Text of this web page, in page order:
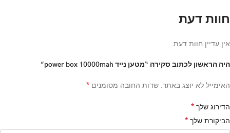
חוות דעת
אין עדיין חוות דעת.
היה הראשון לכתוב סקירה “מטען נייד power box 10000mah”
האימייל לא יוצג באתר. שדות החובה מסומנים *
הדירוג שלך *
הביקורת שלך *